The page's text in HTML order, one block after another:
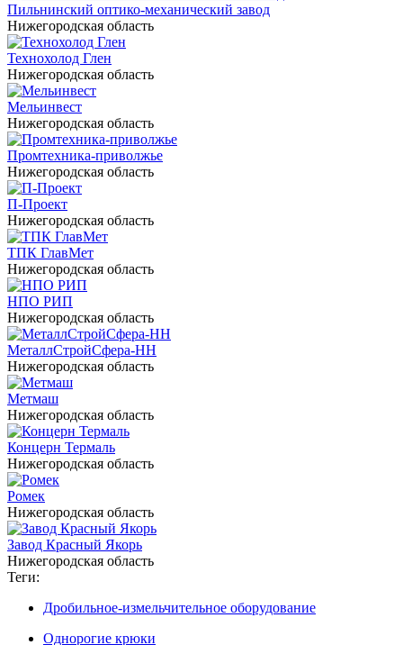
Пильнинский оптико-механический завод
Нижегородская область
Технохолод Глен
Нижегородская область
Мельинвест
Нижегородская область
Промтехника-приволжье
Нижегородская область
П-Проект
Нижегородская область
ТПК ГлавМет
Нижегородская область
НПО РИП
Нижегородская область
МеталлСтройСфера-НН
Нижегородская область
Метмаш
Нижегородская область
Концерн Термаль
Нижегородская область
Ромек
Нижегородская область
Завод Красный Якорь
Нижегородская область
Теги:
Дробильное-измельчительное оборудование
Однорогие крюки